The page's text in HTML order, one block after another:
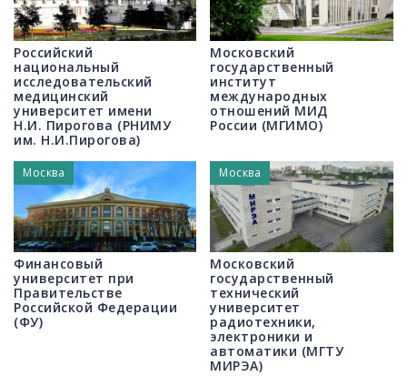
Российский
национальный
исследовательский
медицинский
университет имени
Н.И. Пирогова (РНИМУ
им. Н.И.Пирогова)
Московский
государственный
институт
международных
отношений МИД
России (МГИМО)
Финансовый
университет при
Правительстве
Российской Федерации
(ФУ)
Москва
Московский
государственный
технический
университет
радиотехники,
электроники и
автоматики (МГТУ
МИРЭА)
Москва